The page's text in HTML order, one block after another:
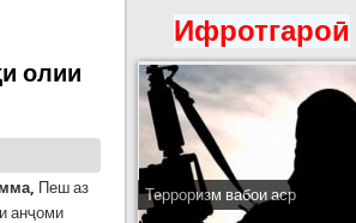
вале фарзияҳои дигарро низ таҳқиқ
олии
Пеш аз
анҷоми
Ифротгароӣ
Терроризм вабои аср